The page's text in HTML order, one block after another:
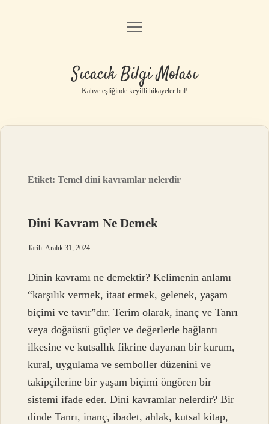
Anasayfa
Yasal Uyarı
menüyü
Sıcacık Bilgi Molası
Kahve eşliğinde keyifli hikayeler bul!
Etiket:Temel dini kavramlar nelerdir
Dini Kavram Ne Demek
Tarih: Aralık 31, 2024
Dinin kavramı ne demektir? Kelimenin anlamı
“karşılık vermek, itaat etmek, gelenek, yaşam
biçimi ve tavır”dır. Terim olarak, inanç ve Tanrı
veya doğaüstü güçler ve değerlerle bağlantı
ilkesine ve kutsallık fikrine dayanan bir kurum,
kural, uygulama ve semboller düzenini ve
takipçilerine bir yaşam biçimi öngören bir
sistemi ifade eder. Dini kavramlar nelerdir? Bir
dinde Tanrı, inanç, ibadet, ahlak, kutsal kitap,